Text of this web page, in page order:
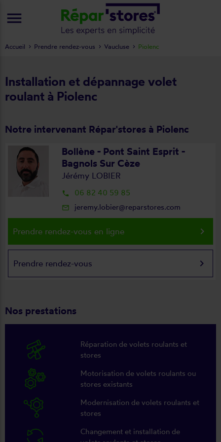
Installation et dépannage volet
roulant à Piolenc
Notre intervenant Répar'stores à Piolenc
Bollène - Pont Saint Esprit -
Bagnols Sur Cèze
Jérémy LOBIER
local_phone 06 82 40 59 85
mail_outline jeremy.lobier@reparstores.com
Prendre rendez-vous en ligne keyboard_arrow_right
Prendre rendez-vous keyboard_arrow_right
Nos prestations
Réparation de volets roulants et
stores
Motorisation de volets roulants ou
stores existants
Modernisation de volets roulants et
stores
Changement et installation de
Accueil Prendre rendez-vous Vaucluse Piolenc
menu